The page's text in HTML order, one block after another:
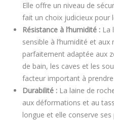
Elle offre un niveau de
fait un choix judicieux pour
Résistance à l’humidité : La
sensible à l’humidité et
parfaitement adaptée aux
de bain, les caves et les
facteur important à
Durabilité : La laine de
aux déformations et au
longue et elle conserve